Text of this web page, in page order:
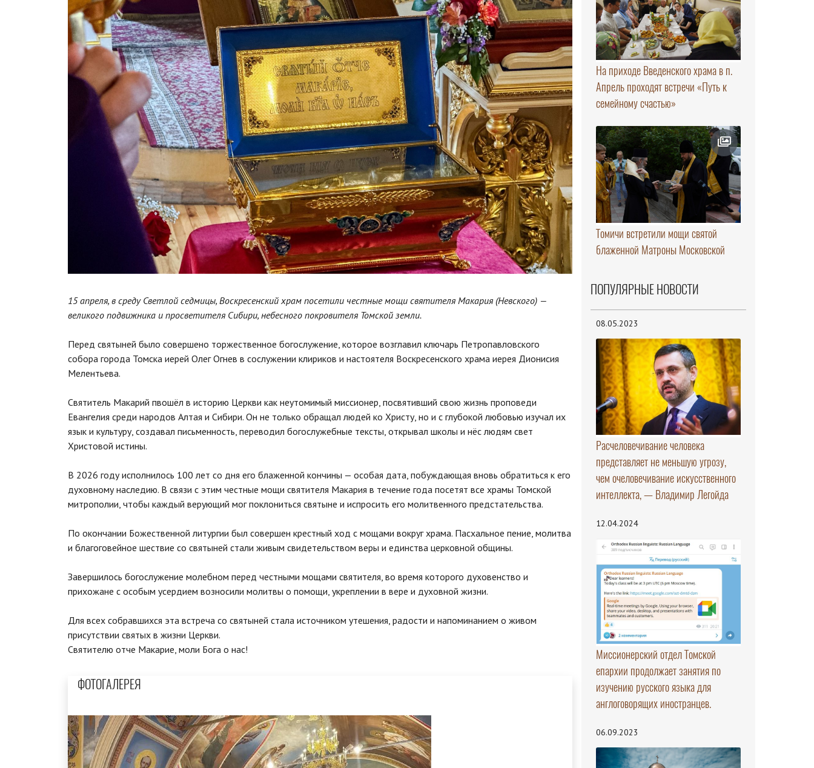
15 апреля, в среду Светлой седмицы, Воскресенский храм посетили честные мощи святителя Макария (Невского) —
великого подвижника и просветителя Сибири, небесного покровителя Томской земли.
Перед святыней было совершено торжественное богослужение, которое возглавил ключарь Петропавловского
собора города Томска иерей Олег Огнев в сослужении клириков и настоятеля Воскресенского храма иерея Дионисия
Мелентьева.
Святитель Макарий пвошёл в историю Церкви как неутомимый миссионер, посвятивший свою жизнь проповеди
Евангелия среди народов Алтая и Сибири. Он не только обращал людей ко Христу, но и с глубокой любовью изучал их
язык и культуру, создавал письменность, переводил богослужебные тексты, открывал школы и нёс людям свет
Христовой истины.
В 2026 году исполнилось 100 лет со дня его блаженной кончины — особая дата, побуждающая вновь обратиться к его
духовному наследию. В связи с этим честные мощи святителя Макария в течение года посетят все храмы Томской
митрополии, чтобы каждый верующий мог поклониться святыне и испросить его молитвенного предстательства.
По окончании Божественной литургии был совершен крестный ход с мощами вокруг храма. Пасхальное пение, молитва
и благоговейное шествие со святыней стали живым свидетельством веры и единства церковной общины.
Завершилось богослужение молебном перед честными мощами святителя, во время которого духовенство и
прихожане с особым усердием возносили молитвы о помощи, укреплении в вере и духовной жизни.
Для всех собравшихся эта встреча со святыней стала источником утешения, радости и напоминанием о живом
присутствии святых в жизни Церкви.
Святителю отче Макарие, моли Бога о нас!
ФОТОГАЛЕРЕЯ
На приходе Введенского храма в п.
Апрель проходят встречи «Путь к
семейному счастью»
Томичи встретили мощи святой
блаженной Матроны Московской
ПОПУЛЯРНЫЕ НОВОСТИ
08.05.2023
Расчеловечивание человека
представляет не меньшую угрозу,
чем очеловечивание искусственного
интеллекта, — Владимир Легойда
12.04.2024
Миссионерский отдел Томской
епархии продолжает занятия по
изучению русского языка для
англоговорящих иностранцев.
06.09.2023